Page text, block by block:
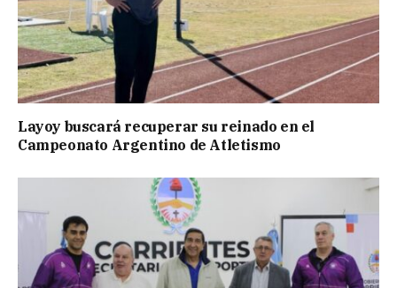
Layoy buscará recuperar su reinado en el
Campeonato Argentino de Atletismo